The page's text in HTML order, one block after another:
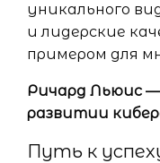
уникального
и лидерские
примером для
Ричард Льюис
развитии
Путь к